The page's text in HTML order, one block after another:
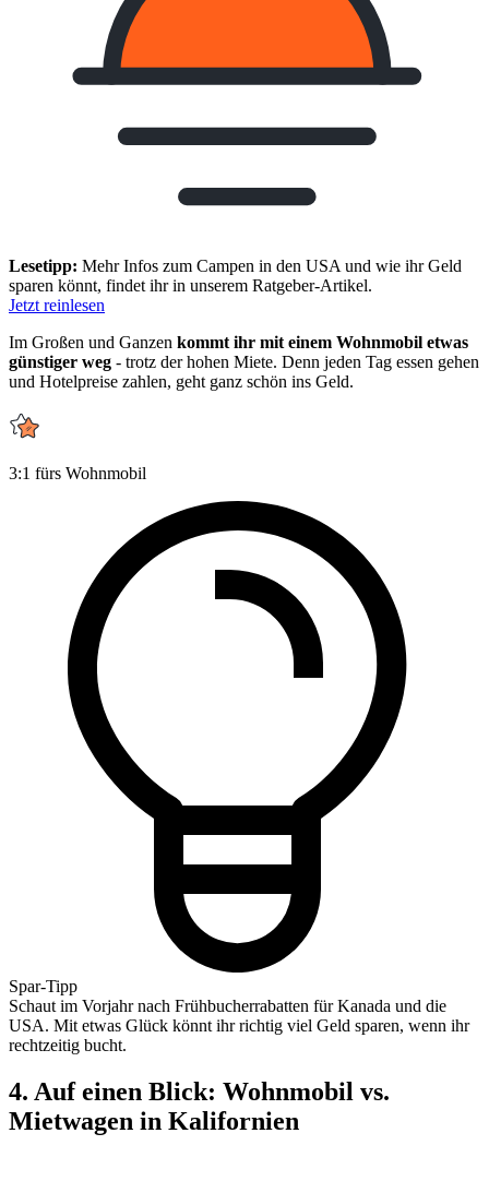
Lesetipp: Mehr Infos zum Campen in den USA und wie ihr Geld
sparen könnt, findet ihr in unserem Ratgeber-Artikel.
Jetzt reinlesen
Im Großen und Ganzen kommt ihr mit einem Wohnmobil etwas
günstiger weg - trotz der hohen Miete. Denn jeden Tag essen gehen
und Hotelpreise zahlen, geht ganz schön ins Geld.
3:1 fürs Wohnmobil
Spar-Tipp
Schaut im Vorjahr nach Frühbucherrabatten für Kanada und die
USA. Mit etwas Glück könnt ihr richtig viel Geld sparen, wenn ihr
rechtzeitig bucht.
4. Auf einen Blick: Wohnmobil vs.
Mietwagen in Kalifornien